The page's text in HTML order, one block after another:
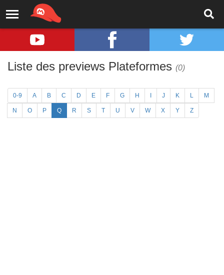
Liste des previews Plateformes (0)
0-9 A B C D E F G H J K L M
N O P Q R S T U V W X Y Z